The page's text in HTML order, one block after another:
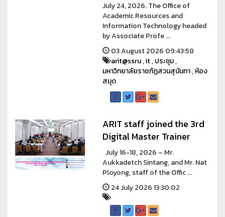
July 24, 2026. The Office of
Academic Resources and
Information Technology headed
by Associate Profe ...
03 August 2026 09:43:58
arit@ssru,it,ประชุม,
มหาวิทยาลัยราชภัฏสวนสุนันทา,ห้อง
สมุด
ARIT staff joined the 3rd
Digital Master Trainer
July 16-18, 2026 – Mr.
Aukkadetch Sintang, and Mr. Nat
Ployong, staff of the Offic ...
24 July 2026 13:30:02